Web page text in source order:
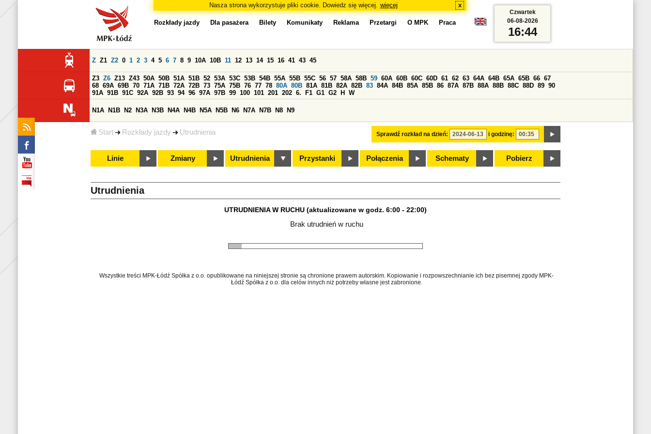
Nasza strona wykorzystuje pliki cookie. Dowiedz się więcej. więcej x
Start Rozkłady jazdy Utrudnienia
Rozkłady jazdy Dla pasażera Bilety Komunikaty Reklama Przetargi O MPK Praca
Sprawdź rozkład na dzień: i godzinę:
Z Z1 Z2 0 1 2 3 4 5 6 7 8 9 10A 10B 11 12 13 14 15 16 41 43 45
Z3 Z6 Z13 Z43 50A 50B 51A 51B 52 53A 53C 53B 54B 55A 55B 55C 56 57 58A 58B 59 60A 60B 60C 60D 61 62 63 64A 64B 65A 65B 66 67
68 69A 69B 70 71A 71B 72A 72B 73 75A 75B 76 77 78 80A 80B 81A 81B 82A 82B 83 84A 84B 85A 85B 86 87A 87B 88A 88B 88C 88D 89 90
91A 91B 91C 92A 92B 93 94 96 97A 97B 99 100 101 201 202 6. F1 G1 G2 H W
N1A N1B N2 N3A N3B N4A N4B N5A N5B N6 N7A N7B N8 N9
Linie Zmiany Utrudnienia Przystanki Połączenia Schematy Pobierz
Czwartek
06-08-2026
16:44
Utrudnienia
UTRUDNIENIA W RUCHU (aktualizowane w godz. 6:00 - 22:00)
Brak utrudnień w ruchu
Wszystkie treści MPK-Łódź Spółka z o.o. opublikowane na niniejszej stronie są chronione prawem autorskim. Kopiowanie i rozpowszechnianie ich bez pisemnej zgody MPK-
Łódź Spółka z o.o. dla celów innych niż potrzeby własne jest zabronione.